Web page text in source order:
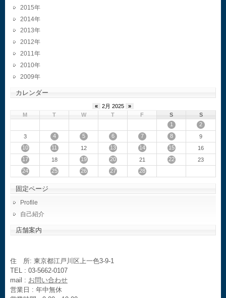
2015
2014
2013
2012
2011
2010
2009
カレンダー
« 2月 2025
»
M
T W T F S
S
1
2
3
4 5 6 7 8
9
10
11 12 13 14 15
16
17
18 19 20 21 22
23
24
25 26 27 28
固定ページ
Profile
自己紹介
店舗案内
住 所: 東京都江戸川区上一色3-9-1
TEL : 03-5662-0107
mail : お問い合わせ
営業日 : 年中無休